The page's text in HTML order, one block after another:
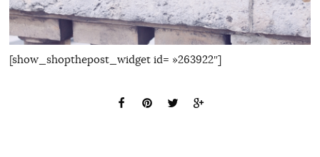
[show_shopthepost_widget id= »263922″]